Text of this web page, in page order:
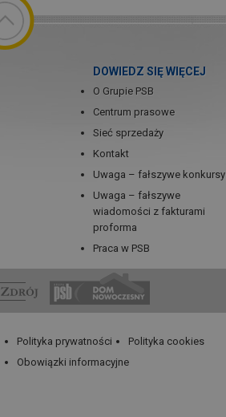
DOWIEDZ SIĘ WIĘCEJ
O Grupie PSB
Centrum prasowe
Sieć sprzedaży
Kontakt
Uwaga – fałszywe konkursy
Uwaga – fałszywe
wiadomości z fakturami
proforma
Praca w PSB
Polityka prywatności
Polityka cookies
Obowiązki informacyjne